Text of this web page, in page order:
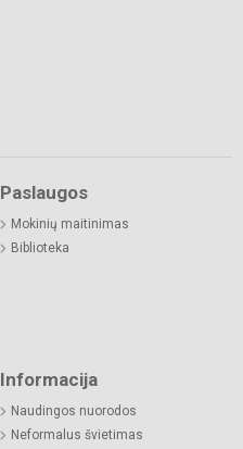
Paslaugos
Mokinių maitinimas
Biblioteka
Informacija
Naudingos nuorodos
Neformalus švietimas